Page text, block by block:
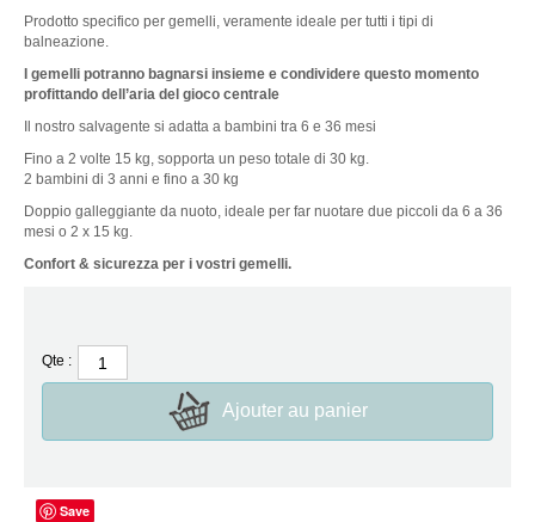
Prodotto specifico per gemelli, veramente ideale per tutti i tipi di
balneazione.
I gemelli potranno bagnarsi insieme e condividere questo momento
profittando dell’aria del gioco centrale
Il nostro salvagente si adatta a bambini tra 6 e 36 mesi
Fino a 2 volte 15 kg, sopporta un peso totale di 30 kg.
2 bambini di 3 anni e fino a 30 kg
Doppio galleggiante da nuoto, ideale per far nuotare due piccoli da 6 a 36
mesi o 2 x 15 kg.
Confort & sicurezza per i vostri gemelli.
Qte :
Ajouter au panier
Save